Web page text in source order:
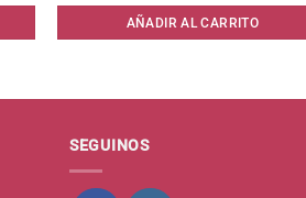
AÑADIR AL CARRITO
SEGUINOS